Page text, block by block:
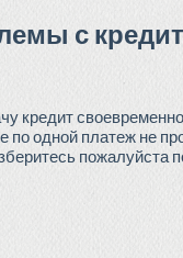
с
кредит
по одной платеж не
пожалуйста